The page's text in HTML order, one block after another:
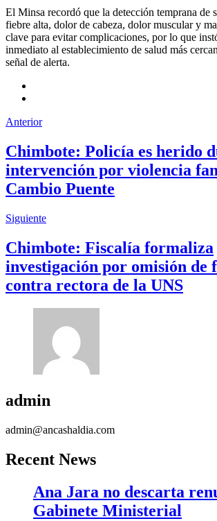
El Minsa recordó que la detección temprana de
fiebre alta, dolor de cabeza, dolor muscular y
clave para evitar complicaciones, por lo que
inmediato al establecimiento de salud más
señal de alerta.
Anterior
Chimbote: Policía es herido
intervención por violencia
Cambio Puente
Siguiente
Chimbote: Fiscalía formaliza
investigación por omisión de
contra rectora de la UNS
admin
admin@ancashaldia.com
Recent News
Ana Jara no descarta
Gabinete Ministerial